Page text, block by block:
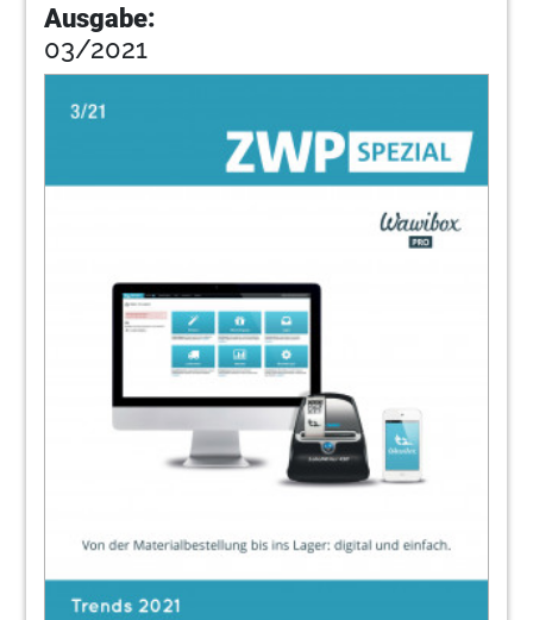
Ausgabe:
03/2021